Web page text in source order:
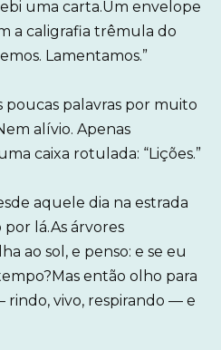
uma carta.Um envelope
a caligrafia trêmula do
Lamentamos.”
palavras por muito
alívio. Apenas
caixa rotulada: “Lições.”
aquele dia na estrada
por lá.As árvores
ao sol, e penso: e se eu
então olho para
vivo, respirando — e